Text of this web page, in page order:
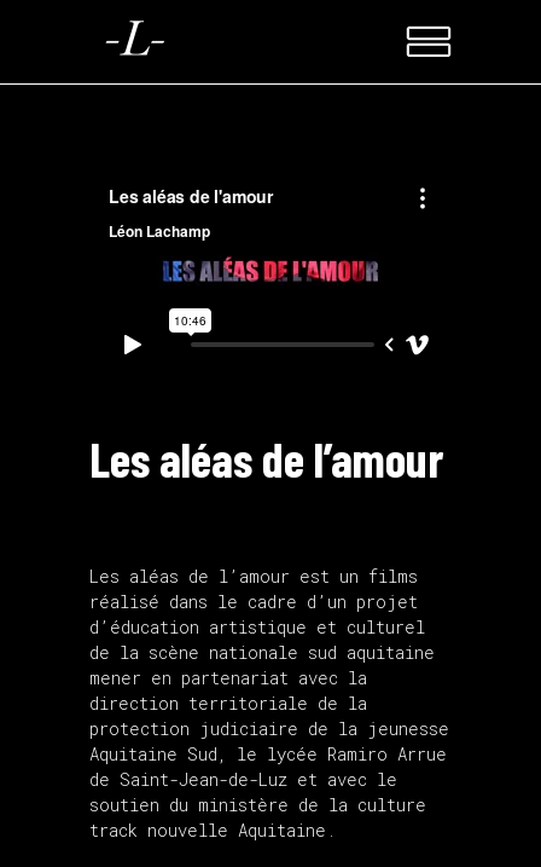
Les aléas de l’amour
Les aléas de l’amour est un films
réalisé dans le cadre d’un projet
d’éducation artistique et culturel
de la scène nationale sud aquitaine
mener en partenariat avec la
direction territoriale de la
protection judiciaire de la jeunesse
Aquitaine Sud, le lycée Ramiro Arrue
de Saint-Jean-de-Luz et avec le
soutien du ministère de la culture
track nouvelle Aquitaine.